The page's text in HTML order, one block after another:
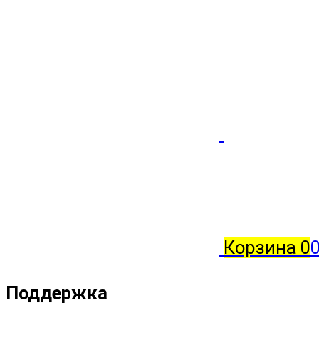
Корзина 0
Поддержка